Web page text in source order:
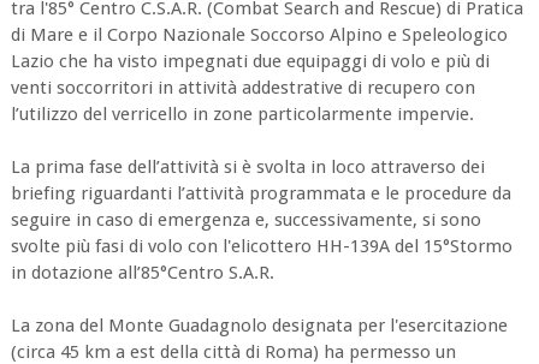
tra l'85° Centro C.S.A.R. (Combat Search and Rescue) di Pratica
di Mare e il Corpo Nazionale Soccorso Alpino e Speleologico
Lazio che ha visto impegnati due equipaggi di volo e più di
venti soccorritori in attività addestrative di recupero con
l’utilizzo del verricello in zone particolarmente impervie.
La prima fase dell’attività si è svolta in loco attraverso dei
briefing riguardanti l’attività programmata e le procedure da
seguire in caso di emergenza e, successivamente, si sono
svolte più fasi di volo con l'elicottero HH-139A del 15°Stormo
in dotazione all’85°Centro S.A.R.
La zona del Monte Guadagnolo designata per l'esercitazione
(circa 45 km a est della città di Roma) ha permesso un